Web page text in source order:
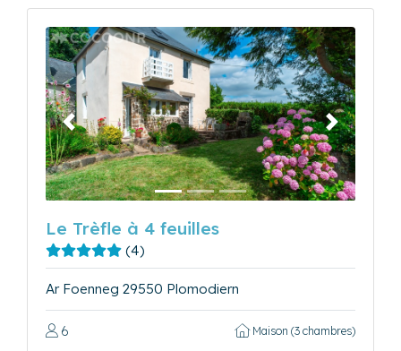
Précédent Suivant
Le Trèfle à 4 feuilles
(4)
Ar Foenneg 29550 Plomodiern
6 Maison (3 chambres)